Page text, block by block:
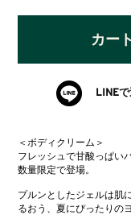
カー
LINE
＜ボディクリーム＞
フレッシュで甘酸っぱい
数量限定で登場。
プルンとしたジェルは肌
るおう、夏にぴったりの